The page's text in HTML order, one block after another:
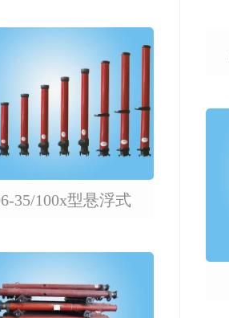
35/100x型悬浮式